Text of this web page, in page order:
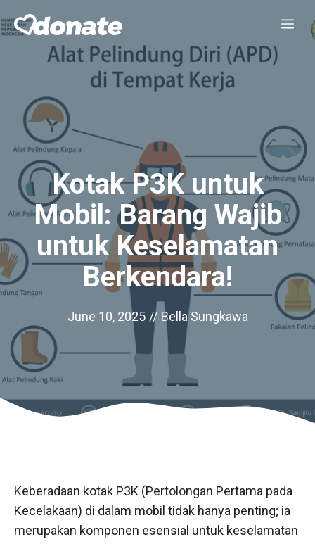
to
Kotak P3K untuk
Mobil: Barang Wajib
untuk Keselamatan
Berkendara!
June 10, 2025 // Bella Sungkawa
Keberadaan kotak P3K (Pertolongan Pertama pada
Kecelakaan) di dalam mobil tidak hanya penting; ia
merupakan komponen esensial untuk keselamatan